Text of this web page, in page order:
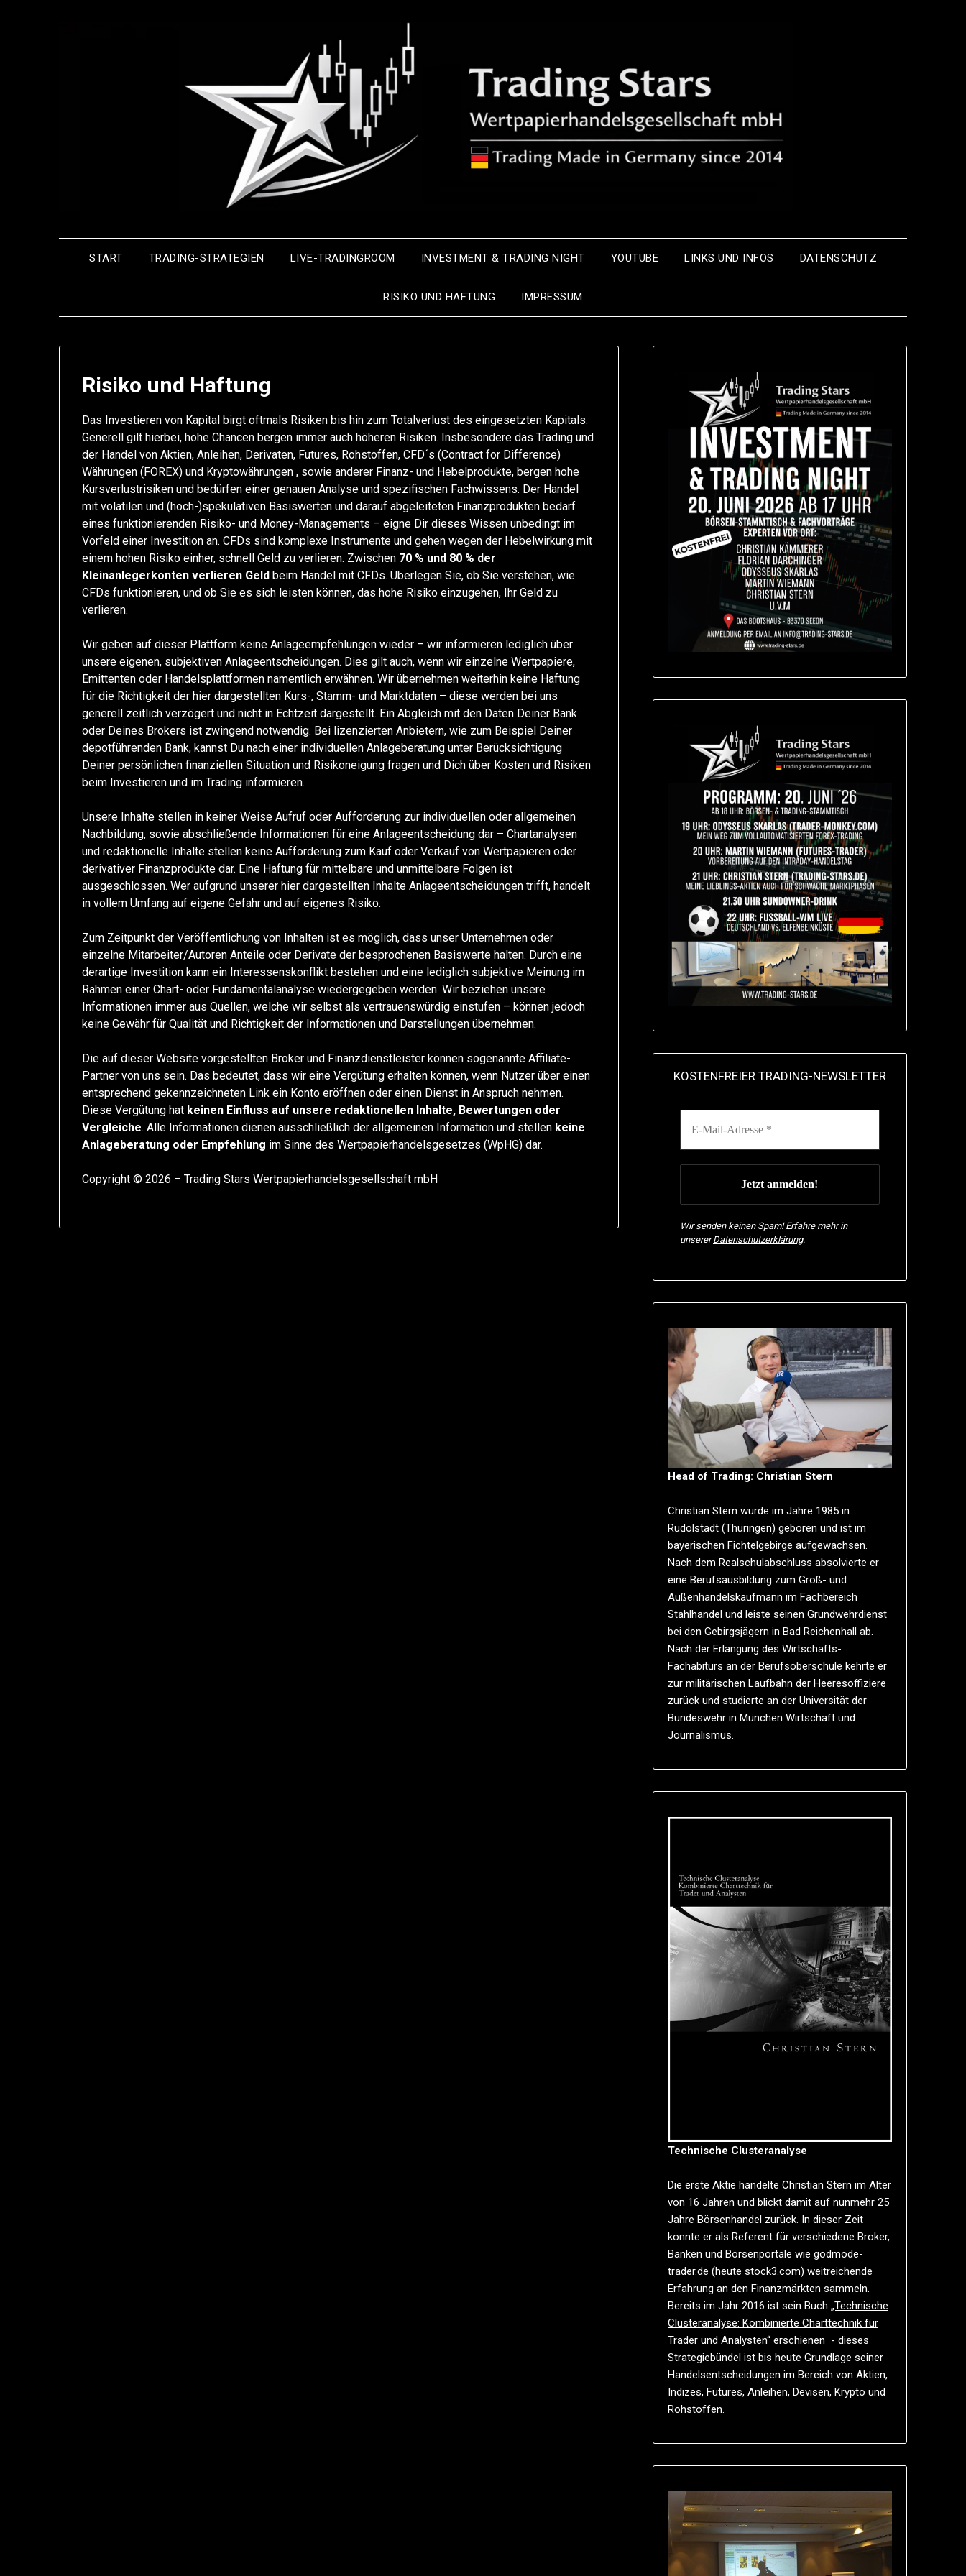
START TRADING-STRATEGIEN LIVE-TRADINGROOM INVESTMENT & TRADING NIGHT YOUTUBE LINKS UND INFOS DATENSCHUTZ
RISIKO UND HAFTUNG IMPRESSUM
Risiko und Haftung
Das Investieren von Kapital birgt oftmals Risiken bis hin zum Totalverlust des eingesetzten Kapitals.
Generell gilt hierbei, hohe Chancen bergen immer auch höheren Risiken. Insbesondere das Trading und
der Handel von Aktien, Anleihen, Derivaten, Futures, Rohstoffen, CFD´s (Contract for Difference)
Währungen (FOREX) und Kryptowährungen , sowie anderer Finanz- und Hebelprodukte, bergen hohe
Kursverlustrisiken und bedürfen einer genauen Analyse und spezifischen Fachwissens. Der Handel
mit volatilen und (hoch-)spekulativen Basiswerten und darauf abgeleiteten Finanzprodukten bedarf
eines funktionierenden Risiko- und Money-Managements – eigne Dir dieses Wissen unbedingt im
Vorfeld einer Investition an. CFDs sind komplexe Instrumente und gehen wegen der Hebelwirkung mit
einem hohen Risiko einher, schnell Geld zu verlieren. Zwischen 70 % und 80 % der
Kleinanlegerkonten verlieren Geld beim Handel mit CFDs. Überlegen Sie, ob Sie verstehen, wie
CFDs funktionieren, und ob Sie es sich leisten können, das hohe Risiko einzugehen, Ihr Geld zu
verlieren.
Wir geben auf dieser Plattform keine Anlageempfehlungen wieder – wir informieren lediglich über
unsere eigenen, subjektiven Anlageentscheidungen. Dies gilt auch, wenn wir einzelne Wertpapiere,
Emittenten oder Handelsplattformen namentlich erwähnen. Wir übernehmen weiterhin keine Haftung
für die Richtigkeit der hier dargestellten Kurs-, Stamm- und Marktdaten – diese werden bei uns
generell zeitlich verzögert und nicht in Echtzeit dargestellt. Ein Abgleich mit den Daten Deiner Bank
oder Deines Brokers ist zwingend notwendig. Bei lizenzierten Anbietern, wie zum Beispiel Deiner
depotführenden Bank, kannst Du nach einer individuellen Anlageberatung unter Berücksichtigung
Deiner persönlichen finanziellen Situation und Risikoneigung fragen und Dich über Kosten und Risiken
beim Investieren und im Trading informieren.
Unsere Inhalte stellen in keiner Weise Aufruf oder Aufforderung zur individuellen oder allgemeinen
Nachbildung, sowie abschließende Informationen für eine Anlageentscheidung dar – Chartanalysen
und redaktionelle Inhalte stellen keine Aufforderung zum Kauf oder Verkauf von Wertpapieren oder
derivativer Finanzprodukte dar. Eine Haftung für mittelbare und unmittelbare Folgen ist
ausgeschlossen. Wer aufgrund unserer hier dargestellten Inhalte Anlageentscheidungen trifft, handelt
in vollem Umfang auf eigene Gefahr und auf eigenes Risiko.
Zum Zeitpunkt der Veröffentlichung von Inhalten ist es möglich, dass unser Unternehmen oder
einzelne Mitarbeiter/Autoren Anteile oder Derivate der besprochenen Basiswerte halten. Durch eine
derartige Investition kann ein Interessenskonflikt bestehen und eine lediglich subjektive Meinung im
Rahmen einer Chart- oder Fundamentalanalyse wiedergegeben werden. Wir beziehen unsere
Informationen immer aus Quellen, welche wir selbst als vertrauenswürdig einstufen – können jedoch
keine Gewähr für Qualität und Richtigkeit der Informationen und Darstellungen übernehmen.
Die auf dieser Website vorgestellten Broker und Finanzdienstleister können sogenannte Affiliate-
Partner von uns sein. Das bedeutet, dass wir eine Vergütung erhalten können, wenn Nutzer über einen
entsprechend gekennzeichneten Link ein Konto eröffnen oder einen Dienst in Anspruch nehmen.
Diese Vergütung hat keinen Einfluss auf unsere redaktionellen Inhalte, Bewertungen oder
Vergleiche. Alle Informationen dienen ausschließlich der allgemeinen Information und stellen keine
Anlageberatung oder Empfehlung im Sinne des Wertpapierhandelsgesetzes (WpHG) dar.
Copyright © 2026 – Trading Stars Wertpapierhandelsgesellschaft mbH
KOSTENFREIER TRADING-NEWSLETTER
Wir senden keinen Spam! Erfahre mehr in
unsererDatenschutzerklärung.
Head of Trading: Christian Stern
Christian Stern wurde im Jahre 1985 in
Rudolstadt (Thüringen) geboren und ist im
bayerischen Fichtelgebirge aufgewachsen.
Nach dem Realschulabschluss absolvierte er
eine Berufsausbildung zum Groß- und
Außenhandelskaufmann im Fachbereich
Stahlhandel und leiste seinen Grundwehrdienst
bei den Gebirgsjägern in Bad Reichenhall ab.
Nach der Erlangung des Wirtschafts-
Fachabiturs an der Berufsoberschule kehrte er
zur militärischen Laufbahn der Heeresoffiziere
zurück und studierte an der Universität der
Bundeswehr in München Wirtschaft und
Journalismus.
Technische Clusteranalyse
Die erste Aktie handelte Christian Stern im Alter
von 16 Jahren und blickt damit auf nunmehr 25
Jahre Börsenhandel zurück. In dieser Zeit
konnte er als Referent für verschiedene Broker,
Banken und Börsenportale wie godmode-
trader.de (heute stock3.com) weitreichende
Erfahrung an den Finanzmärkten sammeln.
Bereits im Jahr 2016 ist sein Buch „Technische
Clusteranalyse: Kombinierte Charttechnik für
Trader und Analysten“erschienen - dieses
Strategiebündel ist bis heute Grundlage seiner
Handelsentscheidungen im Bereich von Aktien,
Indizes, Futures, Anleihen, Devisen, Krypto und
Rohstoffen.